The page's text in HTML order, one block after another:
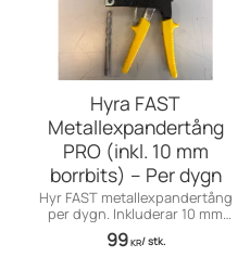
Hyra FAST
Metallexpandertång
PRO (inkl. 10 mm
borrbits) – Per dygn
Hyr FAST metallexpandertång
per dygn. Inkluderar 10 mm
borrbits. Expanderskruv köps
separat. Kan endast hyras i
99KR/stk.